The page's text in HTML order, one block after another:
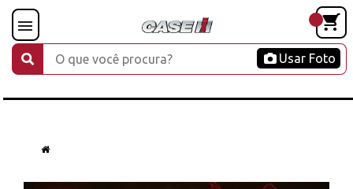
Usar Foto